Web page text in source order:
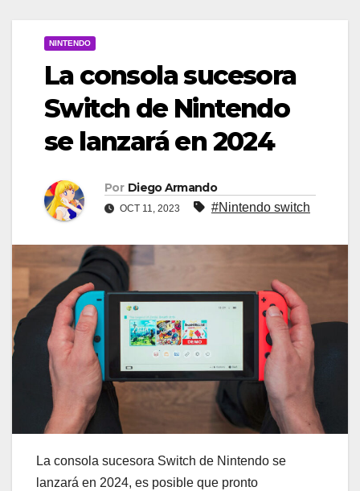
NINTENDO
La consola sucesora
Switch de Nintendo
se lanzará en 2024
Por Diego Armando
OCT 11, 2023 #Nintendo switch
La consola sucesora Switch de Nintendo se
lanzará en 2024, es posible que pronto